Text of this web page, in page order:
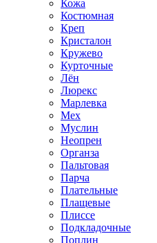
Кожа
Костюмная
Креп
Кристалон
Кружево
Курточные
Лён
Люрекс
Марлевка
Мех
Муслин
Неопрен
Органза
Пальтовая
Парча
Плательные
Плащевые
Плиссе
Подкладочные
Поплин